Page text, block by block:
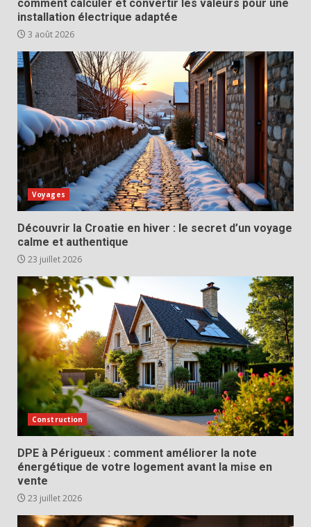
comment calculer et convertir les valeurs pour une
installation électrique adaptée
3 août 2026
Voyages
Découvrir la Croatie en hiver : le secret d’un voyage
calme et authentique
23 juillet 2026
Construction
DPE à Périgueux : comment améliorer la note
énergétique de votre logement avant la mise en
vente
23 juillet 2026